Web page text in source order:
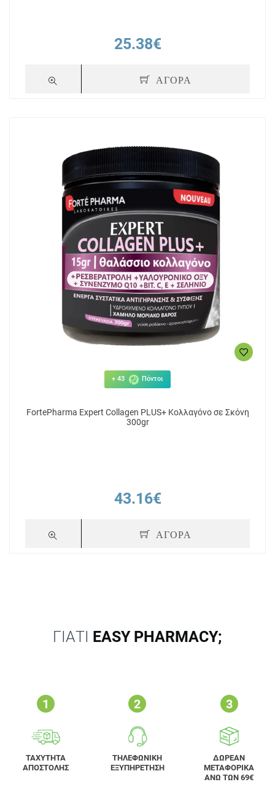
25.38€
ΑΓΟΡΑ
+ 43 Πόντοι
FortePharma Expert Collagen PLUS+ Κολλαγόνο σε Σκόνη
300gr
43.16€
ΑΓΟΡΑ
ΓΙΑΤΙ EASY PHARMACY;
ΤΑΧΥΤΗΤΑ
ΑΠΟΣΤΟΛΗΣ
ΤΗΛΕΦΩΝΙΚΗ
ΕΞΥΠΗΡΕΤΗΣΗ
ΔΩΡΕΑΝ
ΜΕΤΑΦΟΡΙΚΑ
ΑΝΩ ΤΩΝ 69€